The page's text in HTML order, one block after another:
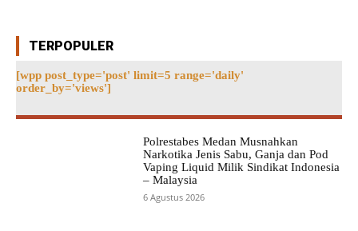
TERPOPULER
[wpp post_type='post' limit=5 range='daily'
order_by='views']
Polrestabes Medan Musnahkan
Narkotika Jenis Sabu, Ganja dan Pod
Vaping Liquid Milik Sindikat Indonesia
– Malaysia
6 Agustus 2026